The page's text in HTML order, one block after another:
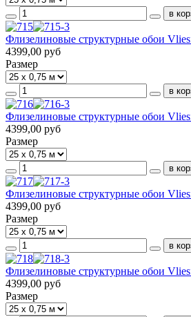
Флизелиновые структурные обои
4399,00 руб
Размер
Флизелиновые структурные обои
4399,00 руб
Размер
Флизелиновые структурные обои
4399,00 руб
Размер
Флизелиновые структурные обои
4399,00 руб
Размер